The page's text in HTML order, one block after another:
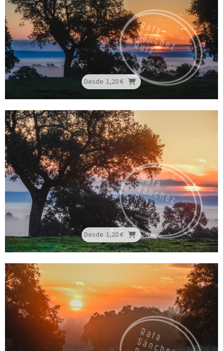
Desde 1,20 €
Desde 1,20 €